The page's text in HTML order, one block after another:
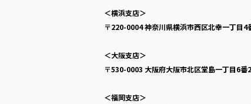
＜横浜支店＞
〒220-0004神奈川県横浜市西区北幸一丁目4
＜大阪支店＞
〒530-0003 大阪府大阪市北区堂島一丁目6番
＜福岡支店＞